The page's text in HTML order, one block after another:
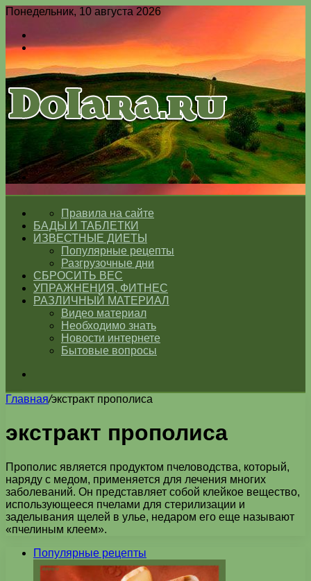
Понедельник, 10 августа 2026
Switch
skin
Меню
Switch
ГЛАВНАЯПравила на сайте
БАДЫ И ТАБЛЕТКИ
ИЗВЕСТНЫЕ ДИЕТЫ
Популярные рецепты
Разгрузочные дни
СБРОСИТЬ ВЕС
УПРАЖНЕНИЯ, ФИТНЕС
РАЗЛИЧНЫЙ МАТЕРИАЛ
Видео материал
Необходимо знать
Новости интернете
Бытовые вопросы
Главная/экстракт прополиса
экстракт прополиса
Прополис является продуктом пчеловодства, который,
наряду с медом, применяется для лечения многих
заболеваний. Он представляет собой клейкое вещество,
использующееся пчелами для стерилизации и
заделывания щелей в улье, недаром его еще называют
«пчелиным клеем».
Популярные рецепты